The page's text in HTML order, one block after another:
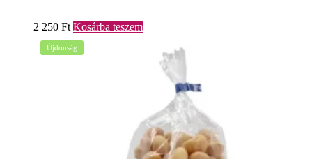
2 250 Ft Kosárba teszem
Újdonság